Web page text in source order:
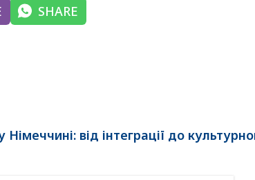
SHARE
від інтеграції до